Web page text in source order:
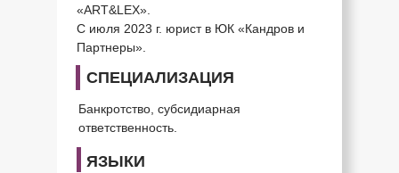
«ART&LEX».
С июля 2023 г. юрист в ЮК «Кандров и
Партнеры».
СПЕЦИАЛИЗАЦИЯ
Банкротство, субсидиарная
ответственность.
ЯЗЫКИ